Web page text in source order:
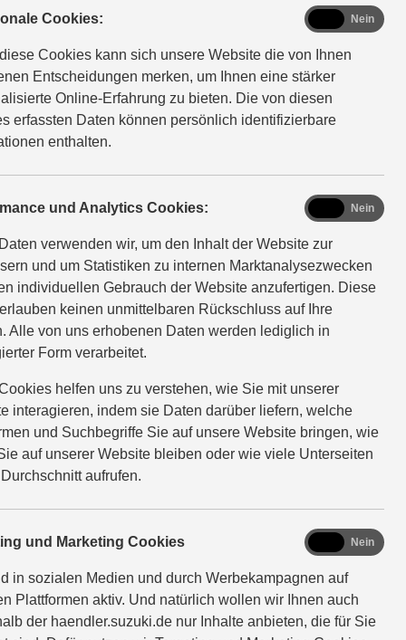
Cookies:
Cookies kann sich unsere Website die von Ihnen
Entscheidungen merken, um Ihnen eine stärker
Online-Erfahrung zu bieten. Die von diesen
erfassten Daten können persönlich identifizierbare
enthalten.
functional
Nein
und Analytics Cookies:
verwenden wir, um den Inhalt der Website zur
und um Statistiken zu internen Marktanalysezwecken
individuellen Gebrauch der Website anzufertigen. Diese
keinen unmittelbaren Rückschluss auf Ihre
Alle von uns erhobenen Daten werden lediglich in
Form verarbeitet.
helfen uns zu verstehen, wie Sie mit unserer
interagieren, indem sie Daten darüber liefern, welche
und Suchbegriffe Sie auf unsere Website bringen, wie
auf unserer Website bleiben oder wie viele Unterseiten
aufrufen.
analyticsNein
und Marketing Cookies
in sozialen Medien und durch Werbekampagnen auf
Plattformen aktiv. Und natürlich wollen wir Ihnen auch
der haendler.suzuki.de nur Inhalte anbieten, die für Sie
marketing
Nein
Designelemente und
den Alleskönner S-